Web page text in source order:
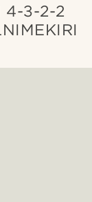
4-3-2-2